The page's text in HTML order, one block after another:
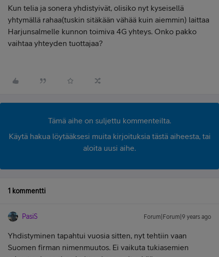
Kun telia ja sonera yhdistyivät, olisiko nyt kyseisellä
yhtymällä rahaa(tuskin sitäkään vähää kuin aiemmin) laittaa
Harjunsalmelle kunnon toimiva 4G yhteys. Onko pakko
vaihtaa yhteyden tuottajaa?
Tämä aihe on suljettu kommenteilta.
Käytä hakua löytääksesi muita kirjoituksia tästä aiheesta, tai
aloita uusi aihe.
1 kommentti
PasiS Forum|Forum|9 years ago
Yhdistyminen tapahtui vuosia sitten, nyt tehtiin vaan
Suomen firman nimenmuutos. Ei vaikuta tukiasemien